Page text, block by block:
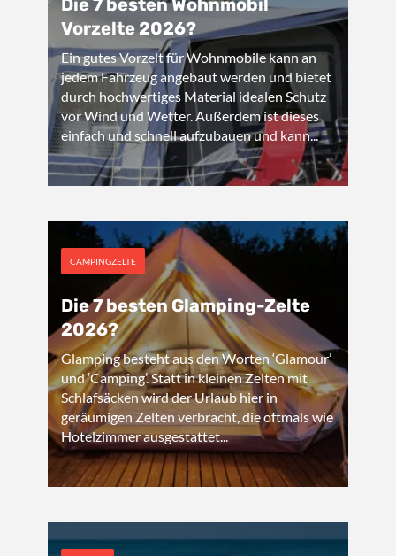
Die 7 besten Wohnmobil
Vorzelte 2026?
Ein gutes Vorzelt für Wohnmobile kann an
jedem Fahrzeug angebaut werden und bietet
durch hochwertiges Material idealen Schutz
vor Wind und Wetter. Außerdem ist dieses
einfach und schnell aufzubauen und kann...
CAMPINGZELTE
Die 7 besten Glamping-Zelte
2026?
Glamping besteht aus den Worten ‘Glamour’
und ‘Camping’. Statt in kleinen Zelten mit
Schlafsäcken wird der Urlaub hier in
geräumigen Zelten verbracht, die oftmals wie
Hotelzimmer ausgestattet...